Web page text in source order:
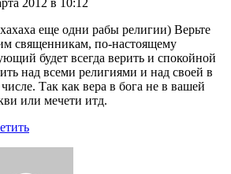
еще одни рабы религии) Верьте
священникам, по-настоящему
будет всегда верить и спокойной
над всеми религиями и над своей в
Так как вера в бога не в вашей
или мечети итд.